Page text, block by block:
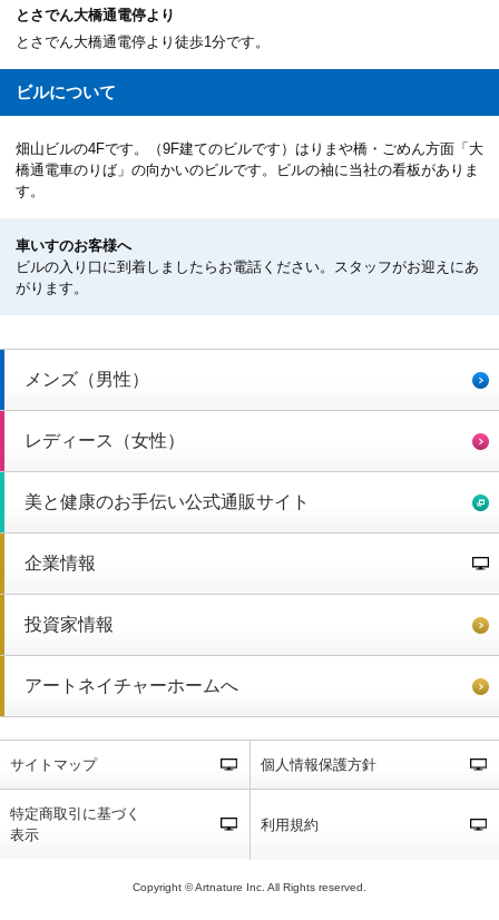
とさでん大橋通電停より
とさでん大橋通電停より徒歩1分です。
ビルについて
畑山ビルの4Fです。（9F建てのビルです）はりまや橋・ごめん方面「大
橋通電車のりば」の向かいのビルです。ビルの袖に当社の看板がありま
す。
車いすのお客様へ
ビルの入り口に到着しましたらお電話ください。スタッフがお迎えにあ
がります。
メンズ（男性）
レディース（女性）
美と健康のお手伝い公式通販サイト
企業情報
投資家情報
アートネイチャーホームへ
サイトマップ 個人情報保護方針
特定商取引に基づく
表示
利用規約
Copyright © Artnature Inc. All Rights reserved.